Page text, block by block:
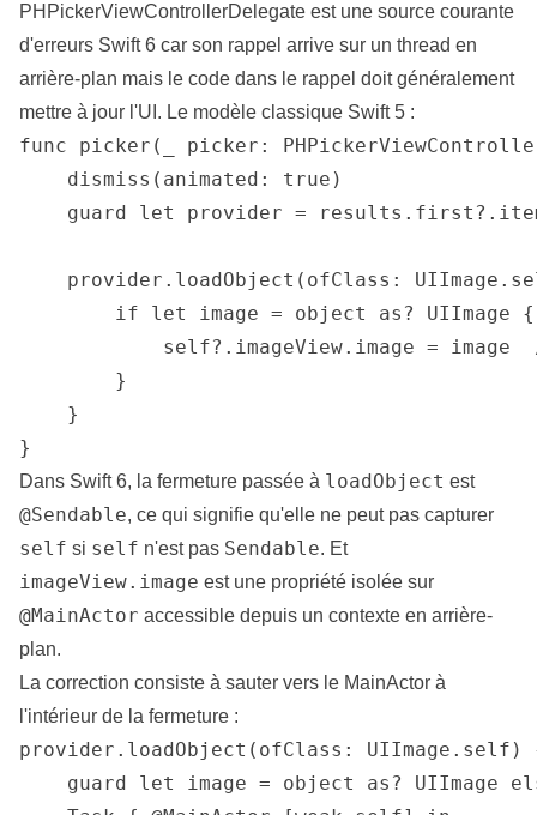
PHPickerViewControllerDelegate est une source courante
d'erreurs Swift 6 car son rappel arrive sur un thread en
arrière-plan mais le code dans le rappel doit généralement
mettre à jour l'UI. Le modèle classique Swift 5 :
func picker(_ picker:
    dismiss(animated: true)
guard let provider =
provider.loadObject(ofClass:
        if let image = object as? UIImage {
self?.imageView.image = image
        }
    }
}
Dans Swift 6, la fermeture passée à loadObject est
@Sendable, ce qui signifie qu'elle ne peut pas capturer
self si self n'est pas Sendable. Et
imageView.image est une propriété isolée sur
@MainActor accessible depuis un contexte en arrière-
plan.
La correction consiste à sauter vers le MainActor à
l'intérieur de la fermeture :
provider.loadObject(ofClass:
guard let image = object as? UIImage